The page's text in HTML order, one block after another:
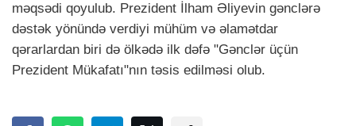
məqsədi qoyulub. Prezident İlham Əliyevin gənclərə
dəstək yönündə verdiyi mühüm və əlamətdar
qərarlardan biri də ölkədə ilk dəfə "Gənclər üçün
Prezident Mükafatı"nın təsis edilməsi olub.